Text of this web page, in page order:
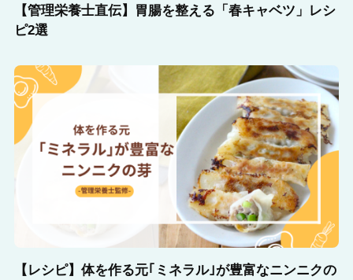
【管理栄養士直伝】胃腸を整える「春キャベツ」レシ
ピ2選
【レシピ】体を作る元｢ミネラル｣が豊富なニンニクの